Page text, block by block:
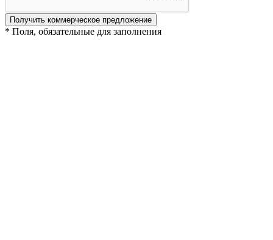
Получить коммерческое предложение
* Поля, обязательные для заполнения